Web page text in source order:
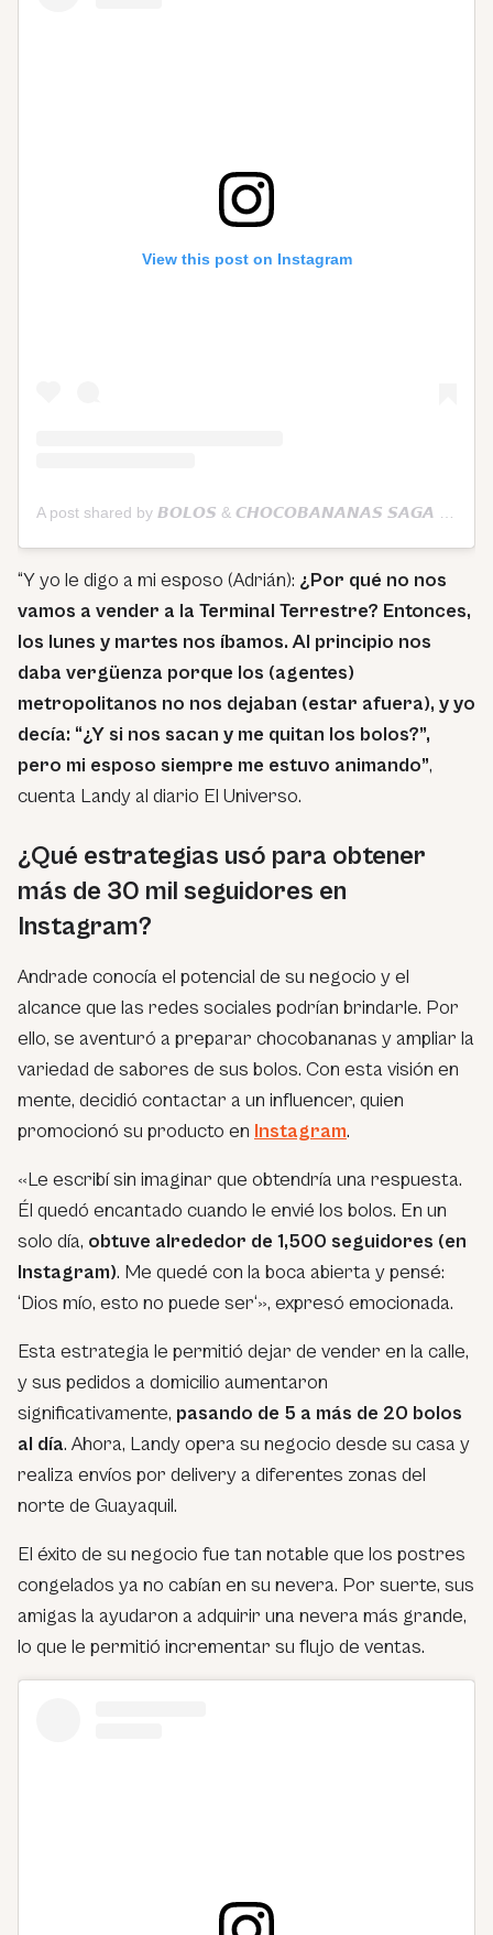
View this post on Instagram
“Y yo le digo a mi esposo (Adrián): ¿Por qué no nos
vamos a vender a la Terminal Terrestre? Entonces,
los lunes y martes nos íbamos. Al principio nos
daba vergüenza porque los (agentes)
metropolitanos no nos dejaban (estar afuera), y yo
decía: “¿Y si nos sacan y me quitan los bolos?”,
pero mi esposo siempre me estuvo animando”,
cuenta Landy al diario El Universo.
¿Qué estrategias usó para obtener
más de 30 mil seguidores en
Instagram?
Andrade conocía el potencial de su negocio y el
alcance que las redes sociales podrían brindarle. Por
ello, se aventuró a preparar chocobananas y ampliar la
variedad de sabores de sus bolos. Con esta visión en
mente, decidió contactar a un influencer, quien
promocionó su producto en Instagram.
«Le escribí sin imaginar que obtendría una respuesta.
Él quedó encantado cuando le envié los bolos. En un
solo día, obtuve alrededor de 1,500 seguidores (en
Instagram). Me quedé con la boca abierta y pensé:
‘Dios mío, esto no puede ser‘», expresó emocionada.
Esta estrategia le permitió dejar de vender en la calle,
y sus pedidos a domicilio aumentaron
significativamente, pasando de 5 a más de 20 bolos
al día. Ahora, Landy opera su negocio desde su casa y
realiza envíos por delivery a diferentes zonas del
norte de Guayaquil.
El éxito de su negocio fue tan notable que los postres
congelados ya no cabían en su nevera. Por suerte, sus
amigas la ayudaron a adquirir una nevera más grande,
lo que le permitió incrementar su flujo de ventas.